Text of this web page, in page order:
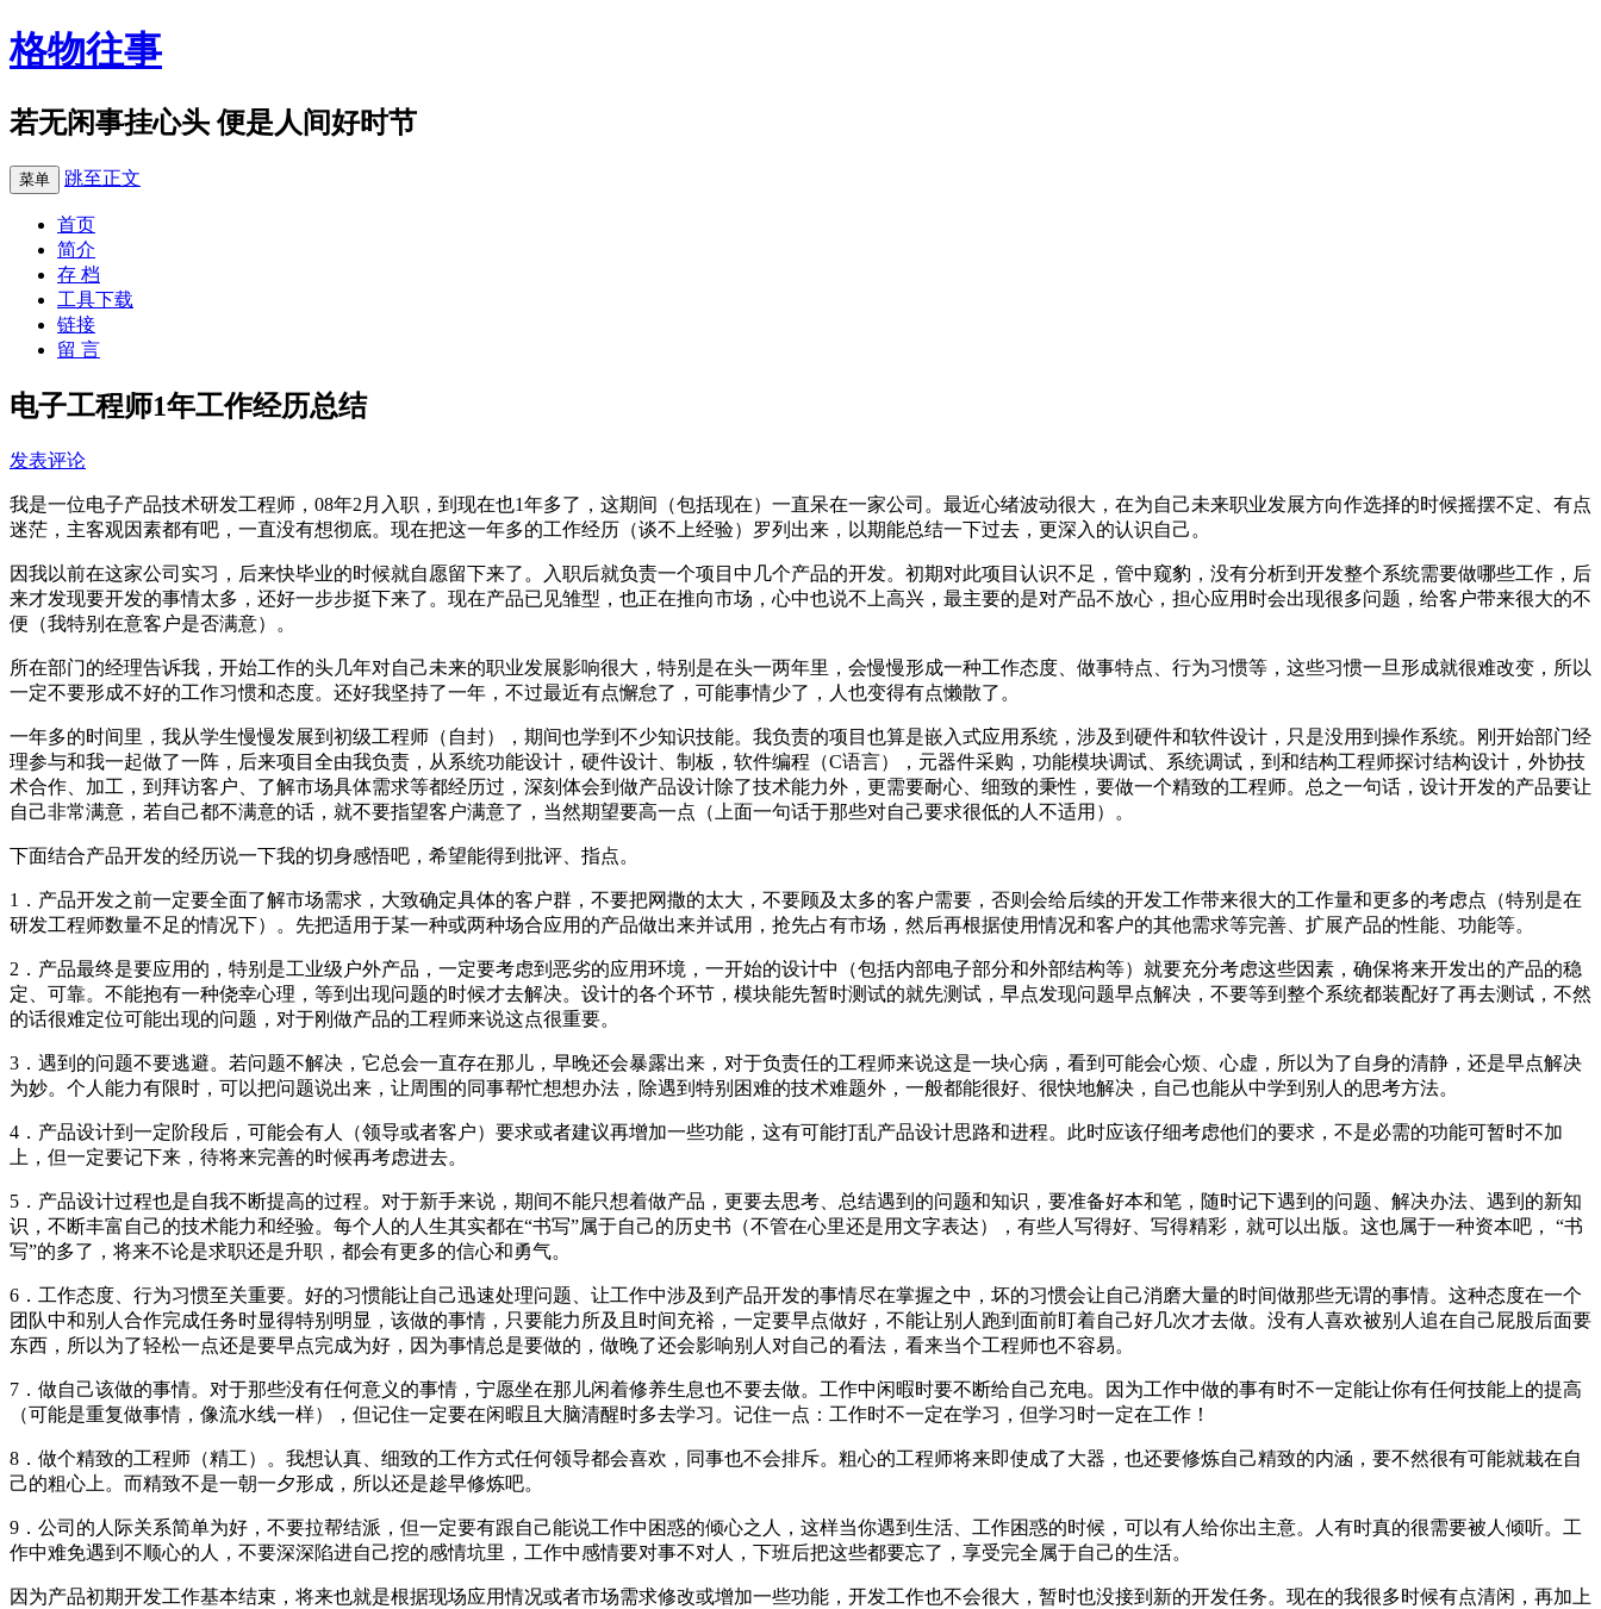
格物往事
若无闲事挂心头 便是人间好时节
菜单 跳至正文
首页
简介
存 档
工具下载
链接
留 言
电子工程师1年工作经历总结
发表评论
我是一位电子产品技术研发工程师，08年2月入职，到现在也1年多了，这期间（包括现在）一直呆在一家公司。最近心绪波动很大，在为自己未来职业发展方向作选择的时候摇摆不定、有点
迷茫，主客观因素都有吧，一直没有想彻底。现在把这一年多的工作经历（谈不上经验）罗列出来，以期能总结一下过去，更深入的认识自己。
因我以前在这家公司实习，后来快毕业的时候就自愿留下来了。入职后就负责一个项目中几个产品的开发。初期对此项目认识不足，管中窥豹，没有分析到开发整个系统需要做哪些工作，后
来才发现要开发的事情太多，还好一步步挺下来了。现在产品已见雏型，也正在推向市场，心中也说不上高兴，最主要的是对产品不放心，担心应用时会出现很多问题，给客户带来很大的不
便（我特别在意客户是否满意）。
所在部门的经理告诉我，开始工作的头几年对自己未来的职业发展影响很大，特别是在头一两年里，会慢慢形成一种工作态度、做事特点、行为习惯等，这些习惯一旦形成就很难改变，所以
一定不要形成不好的工作习惯和态度。还好我坚持了一年，不过最近有点懈怠了，可能事情少了，人也变得有点懒散了。
一年多的时间里，我从学生慢慢发展到初级工程师（自封），期间也学到不少知识技能。我负责的项目也算是嵌入式应用系统，涉及到硬件和软件设计，只是没用到操作系统。刚开始部门经
理参与和我一起做了一阵，后来项目全由我负责，从系统功能设计，硬件设计、制板，软件编程（C语言），元器件采购，功能模块调试、系统调试，到和结构工程师探讨结构设计，外协技
术合作、加工，到拜访客户、了解市场具体需求等都经历过，深刻体会到做产品设计除了技术能力外，更需要耐心、细致的秉性，要做一个精致的工程师。总之一句话，设计开发的产品要让
自己非常满意，若自己都不满意的话，就不要指望客户满意了，当然期望要高一点（上面一句话于那些对自己要求很低的人不适用）。
下面结合产品开发的经历说一下我的切身感悟吧，希望能得到批评、指点。
1．产品开发之前一定要全面了解市场需求，大致确定具体的客户群，不要把网撒的太大，不要顾及太多的客户需要，否则会给后续的开发工作带来很大的工作量和更多的考虑点（特别是在
研发工程师数量不足的情况下）。先把适用于某一种或两种场合应用的产品做出来并试用，抢先占有市场，然后再根据使用情况和客户的其他需求等完善、扩展产品的性能、功能等。
2．产品最终是要应用的，特别是工业级户外产品，一定要考虑到恶劣的应用环境，一开始的设计中（包括内部电子部分和外部结构等）就要充分考虑这些因素，确保将来开发出的产品的稳
定、可靠。不能抱有一种侥幸心理，等到出现问题的时候才去解决。设计的各个环节，模块能先暂时测试的就先测试，早点发现问题早点解决，不要等到整个系统都装配好了再去测试，不然
的话很难定位可能出现的问题，对于刚做产品的工程师来说这点很重要。
3．遇到的问题不要逃避。若问题不解决，它总会一直存在那儿，早晚还会暴露出来，对于负责任的工程师来说这是一块心病，看到可能会心烦、心虚，所以为了自身的清静，还是早点解决
为妙。个人能力有限时，可以把问题说出来，让周围的同事帮忙想想办法，除遇到特别困难的技术难题外，一般都能很好、很快地解决，自己也能从中学到别人的思考方法。
4．产品设计到一定阶段后，可能会有人（领导或者客户）要求或者建议再增加一些功能，这有可能打乱产品设计思路和进程。此时应该仔细考虑他们的要求，不是必需的功能可暂时不加
上，但一定要记下来，待将来完善的时候再考虑进去。
5．产品设计过程也是自我不断提高的过程。对于新手来说，期间不能只想着做产品，更要去思考、总结遇到的问题和知识，要准备好本和笔，随时记下遇到的问题、解决办法、遇到的新知
识，不断丰富自己的技术能力和经验。每个人的人生其实都在“书写”属于自己的历史书（不管在心里还是用文字表达），有些人写得好、写得精彩，就可以出版。这也属于一种资本吧， “书
写”的多了，将来不论是求职还是升职，都会有更多的信心和勇气。
6．工作态度、行为习惯至关重要。好的习惯能让自己迅速处理问题、让工作中涉及到产品开发的事情尽在掌握之中，坏的习惯会让自己消磨大量的时间做那些无谓的事情。这种态度在一个
团队中和别人合作完成任务时显得特别明显，该做的事情，只要能力所及且时间充裕，一定要早点做好，不能让别人跑到面前盯着自己好几次才去做。没有人喜欢被别人追在自己屁股后面要
东西，所以为了轻松一点还是要早点完成为好，因为事情总是要做的，做晚了还会影响别人对自己的看法，看来当个工程师也不容易。
7．做自己该做的事情。对于那些没有任何意义的事情，宁愿坐在那儿闲着修养生息也不要去做。工作中闲暇时要不断给自己充电。因为工作中做的事有时不一定能让你有任何技能上的提高
（可能是重复做事情，像流水线一样），但记住一定要在闲暇且大脑清醒时多去学习。记住一点：工作时不一定在学习，但学习时一定在工作！
8．做个精致的工程师（精工）。我想认真、细致的工作方式任何领导都会喜欢，同事也不会排斥。粗心的工程师将来即使成了大器，也还要修炼自己精致的内涵，要不然很有可能就栽在自
己的粗心上。而精致不是一朝一夕形成，所以还是趁早修炼吧。
9．公司的人际关系简单为好，不要拉帮结派，但一定要有跟自己能说工作中困惑的倾心之人，这样当你遇到生活、工作困惑的时候，可以有人给你出主意。人有时真的很需要被人倾听。工
作中难免遇到不顺心的人，不要深深陷进自己挖的感情坑里，工作中感情要对事不对人，下班后把这些都要忘了，享受完全属于自己的生活。
因为产品初期开发工作基本结束，将来也就是根据现场应用情况或者市场需求修改或增加一些功能，开发工作也不会很大，暂时也没接到新的开发任务。现在的我很多时候有点清闲，再加上